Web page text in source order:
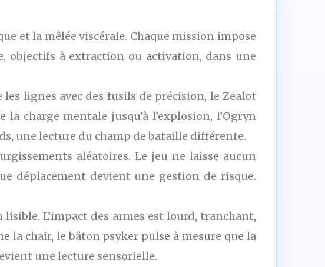
et la mêlée viscérale. Chaque mission impose
objectifs à extraction ou activation, dans une
lignes avec des fusils de précision, le Zealot
charge mentale jusqu’à l’explosion, l’Ogryn
une lecture du champ de bataille différente.
aléatoires. Le jeu ne laisse aucun
déplacement devient une gestion de risque.
L’impact des armes est lourd, tranchant,
la chair, le bâton psyker pulse à mesure que la
une lecture sensorielle.